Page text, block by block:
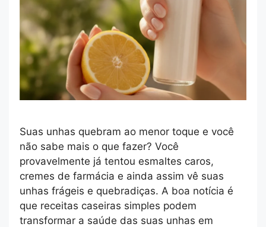
Suas unhas quebram ao menor toque e você
não sabe mais o que fazer? Você
provavelmente já tentou esmaltes caros,
cremes de farmácia e ainda assim vê suas
unhas frágeis e quebradiças. A boa notícia é
que receitas caseiras simples podem
transformar a saúde das suas unhas em